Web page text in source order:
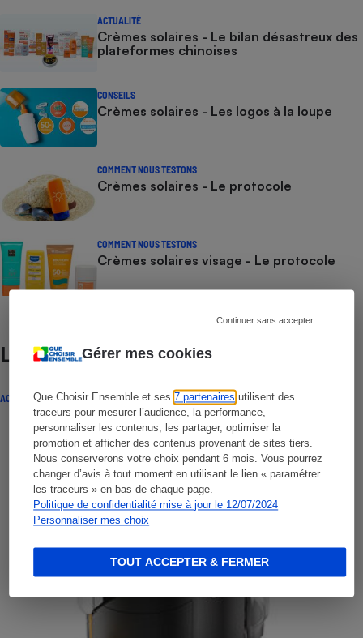
Gérer mes cookies
Que Choisir Ensemble et ses7 partenaires utilisent des
traceurs pour mesurer l’audience, la performance,
personnaliser les contenus, les partager, optimiser la
promotion et afficher des contenus provenant de sites tiers.
Nous conserverons votre choix pendant 6 mois. Vous pourrez
changer d’avis à tout moment en utilisant le lien « paramétrer
les traceurs » en bas de chaque page.
Politique de confidentialité mise à jour le 12/07/2024
Personnaliser mes choix
Continuer sans accepter
TOUT ACCEPTER & FERMER
ACTUALITÉ
Crèmes solaires - Le bilan désastreux des
plateformes chinoises
CONSEILS
Crèmes solaires - Les logos à la loupe
COMMENT NOUS TESTONS
Crèmes solaires - Le protocole
COMMENT NOUS TESTONS
Crèmes solaires visage - Le protocole
Lire aussi
ACTUALITÉ